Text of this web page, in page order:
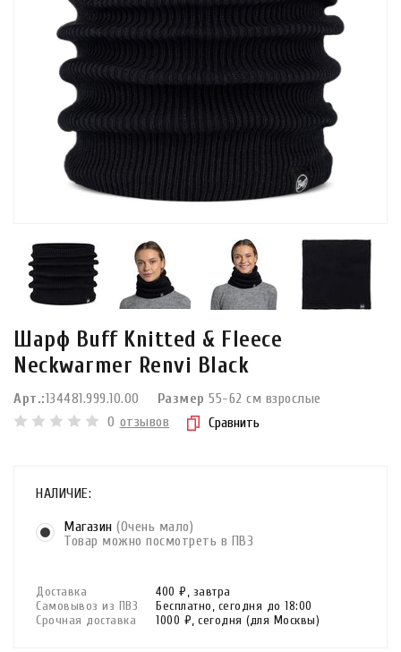
Шарф Buff Knitted & Fleece
Neckwarmer Renvi Black
Арт.:134481.999.10.00 Размер 55-62 см взрослые
0 отзывов Сравнить
НАЛИЧИЕ:
Магазин (Очень мало)
Товар можно посмотреть в ПВЗ
Доставка 400 ₽, завтра
Самовывоз из ПВЗ
Бесплатно, сегодня до 18:00
Срочная доставка
1000 ₽, сегодня (для Москвы)